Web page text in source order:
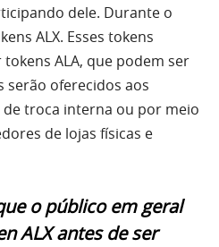
dele. Durante o
ALX. Esses tokens
ALA, que podem ser
serão oferecidos aos
troca interna ou por meio
de lojas físicas e
o público em geral
ALX antes de ser